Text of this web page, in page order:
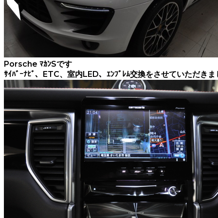
Porsche ﾏｶﾝSです
ｻｲﾊﾞｰﾅﾋﾞ、ETC、室内LED、ｴﾝﾌﾞﾚﾑ交換をさせていただきま